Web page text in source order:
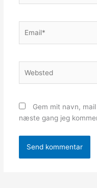
Gem mit navn,
næste gang jeg